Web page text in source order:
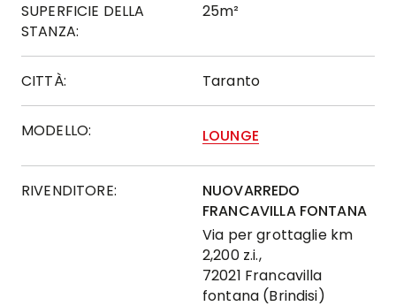
SUPERFICIE DELLA
STANZA:
25m²
CITTÀ: Taranto
MODELLO: LOUNGE
RIVENDITORE:
NUOVARREDO
FRANCAVILLA FONTANA
Via per grottaglie km
2,200 z.i.,
72021 Francavilla
fontana (Brindisi)